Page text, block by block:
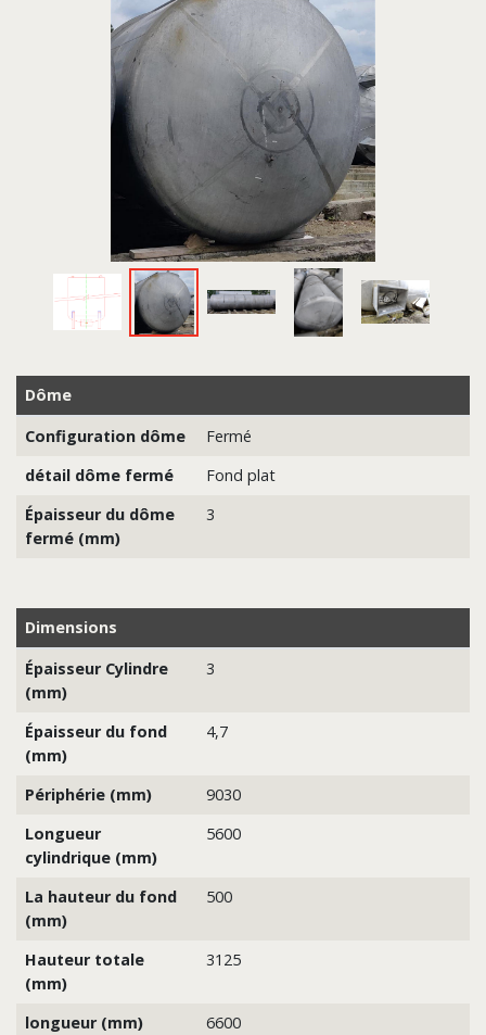
Dôme
Configuration dôme
Fermé
détail dôme fermé
Fond plat
Épaisseur du dôme
fermé (mm)
3
Dimensions
Épaisseur Cylindre
(mm)
3
Épaisseur du fond
(mm)
4,7
Périphérie (mm)
9030
Longueur
cylindrique (mm)
5600
La hauteur du fond
(mm)
500
Hauteur totale
(mm)
3125
longueur (mm)
6600